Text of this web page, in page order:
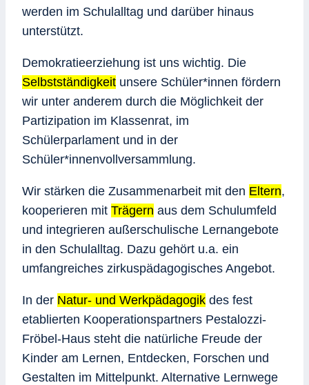
werden im Schulalltag und darüber hinaus
unterstützt.
Demokratieerziehung ist uns wichtig. Die
Selbstständigkeit unsere Schüler*innen fördern
wir unter anderem durch die Möglichkeit der
Partizipation im Klassenrat, im
Schülerparlament und in der
Schüler*innenvollversammlung.
Wir stärken die Zusammenarbeit mit den Eltern,
kooperieren mit Trägern aus dem Schulumfeld
und integrieren außerschulische Lernangebote
in den Schulalltag. Dazu gehört u.a. ein
umfangreiches zirkuspädagogisches Angebot.
In der Natur- und Werkpädagogik des fest
etablierten Kooperationspartners Pestalozzi-
Fröbel-Haus steht die natürliche Freude der
Kinder am Lernen, Entdecken, Forschen und
Gestalten im Mittelpunkt. Alternative Lernwege